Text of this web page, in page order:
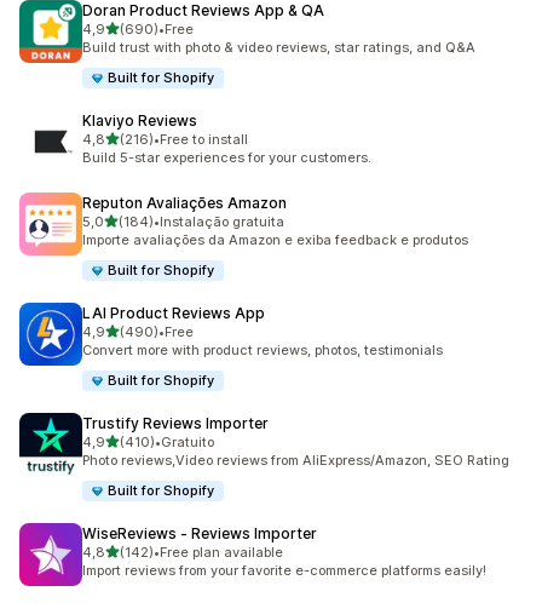
Doran Product Reviews App & QA
4,9de 5 estrelas
(690)
690 total de avaliações
•Free
Build trust with photo & video reviews, star ratings, and Q&A
Built for Shopify
Klaviyo Reviews
4,8de 5 estrelas
(216)
216 total de avaliações
•Free to install
Build 5-star experiences for your customers.
Reputon Avaliações Amazon
5,0de 5 estrelas
(184)
184 total de avaliações
•Instalação gratuita
Importe avaliações da Amazon e exiba feedback e produtos
Built for Shopify
LAI Product Reviews App
4,9de 5 estrelas
(490)
490 total de avaliações
•Free
Convert more with product reviews, photos, testimonials
Built for Shopify
Trustify Reviews Importer
4,9de 5 estrelas
(410)
410 total de avaliações
•Gratuito
Photo reviews,Video reviews from AliExpress/Amazon, SEO Rating
Built for Shopify
WiseReviews ‑ Reviews Importer
4,8de 5 estrelas
(142)
142 total de avaliações
•Free plan available
Import reviews from your favorite e-commerce platforms easily!